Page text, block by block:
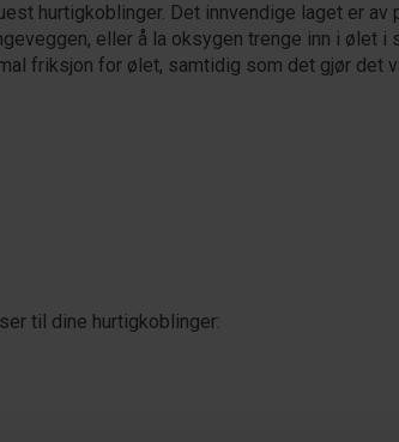
hurtigkoblinger. Det innvendige laget er
eller å la oksygen trenge inn i ølet
friksjon for ølet, samtidig som det gjør det
til dine hurtigkoblinger: